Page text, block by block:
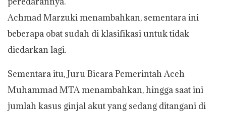
Achmad Marzuki menambahkan, sementara ini
beberapa obat sudah di klasifikasi untuk tidak
diedarkan lagi.
Sementara itu, Juru Bicara Pemerintah Aceh
Muhammad MTA menambahkan, hingga saat ini
jumlah kasus ginjal akut yang sedang ditangani di